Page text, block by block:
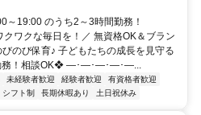
～19:00 のうち2～3時間勤務！
ワクな毎日を！／ 無資格OK＆ブラン
のび保育♪ 子どもたちの成長を見守る
務！相談OK❖ ―･―･―･―･―...
未経験者歓迎 経験者歓迎
有資格者歓迎
シフト制 長期休暇あり 土日祝休み